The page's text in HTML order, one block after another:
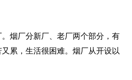
烟厂分新厂、老厂两个部分，有
累，生活很困难。烟厂从开设以